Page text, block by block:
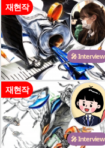
🎤 Interview
재현작
🎤 Interview
재현작